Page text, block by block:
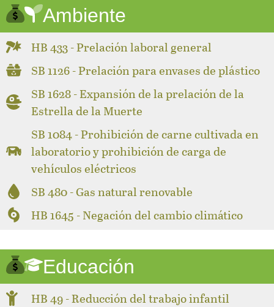
Ambiente
HB 433 - Prelación laboral general
SB 1126 - Prelación para envases de plástico
SB 1628 - Expansión de la prelación de la
Estrella de la Muerte
SB 1084 - Prohibición de carne cultivada en
laboratorio y prohibición de carga de
vehículos eléctricos
SB 480 - Gas natural renovable
HB 1645 - Negación del cambio climático
Educación
HB 49 - Reducción del trabajo infantil